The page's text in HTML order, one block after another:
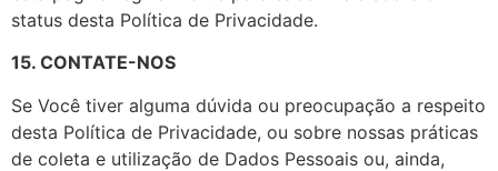
status desta Política de Privacidade.
15. CONTATE-NOS
Se Você tiver alguma dúvida ou preocupação a respeito
desta Política de Privacidade, ou sobre nossas práticas
de coleta e utilização de Dados Pessoais ou, ainda,